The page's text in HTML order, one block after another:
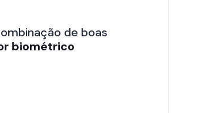
de boas
biométrico